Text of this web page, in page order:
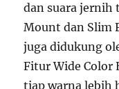
dan suara jernih
Mount dan Slim
juga didukung
Fitur Wide Color
tiap warna lebih